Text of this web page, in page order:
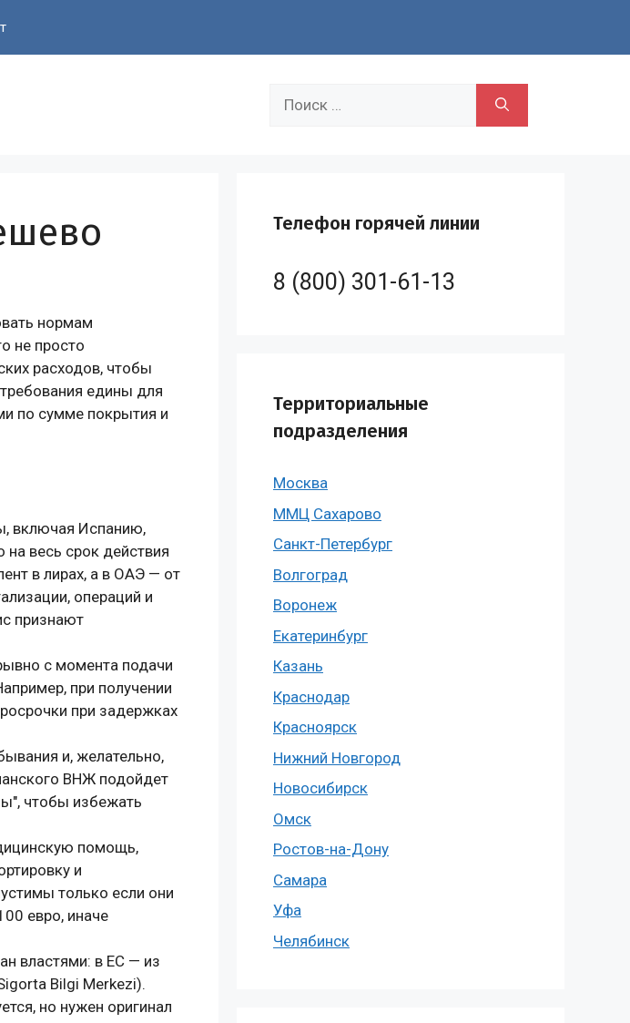
нормам
не просто
расходов, чтобы
едины для
по сумме покрытия и
включая Испанию,
весь срок действия
в лирах, а в ОАЭ — от
операций и
признают
с момента подачи
при получении
при задержках
и, желательно,
ВНЖ подойдет
чтобы избежать
помощь,
и
только если они
евро, иначе
властями: в ЕС — из
Bilgi Merkezi).
но нужен оригинал
Телефон горячей линии
8 (800) 301-61-13
Территориальные
подразделения
Москва
ММЦ Сахарово
Санкт-Петербург
Волгоград
Воронеж
Екатеринбург
Казань
Краснодар
Красноярск
Нижний Новгород
Новосибирск
Омск
Ростов-на-Дону
Самара
Уфа
Челябинск